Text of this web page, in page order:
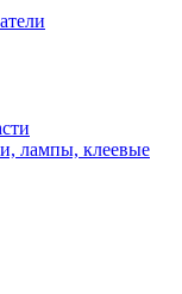
лампы, клеевые